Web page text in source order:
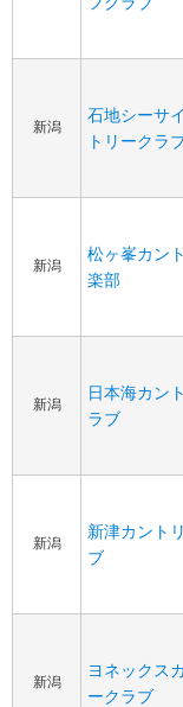
新潟
石地シーサ
トリークラ
新潟
松ヶ峯カン
楽部
新潟
日本海カン
ラブ
新潟
新津カント
ブ
新潟
ヨネックス
ークラブ